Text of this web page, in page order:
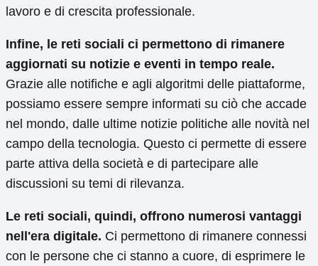
lavoro e di crescita professionale.
Infine, le reti sociali ci permettono di rimanere
aggiornati su notizie e eventi in tempo reale.
Grazie alle notifiche e agli algoritmi delle piattaforme,
possiamo essere sempre informati su ciò che accade
nel mondo, dalle ultime notizie politiche alle novità nel
campo della tecnologia. Questo ci permette di essere
parte attiva della società e di partecipare alle
discussioni su temi di rilevanza.
Le reti sociali, quindi, offrono numerosi vantaggi
nell'era digitale. Ci permettono di rimanere connessi
con le persone che ci stanno a cuore, di esprimere le